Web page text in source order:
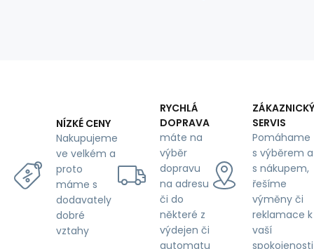
NÍZKÉ CENY
Nakupujeme
ve velkém a
proto
máme s
dodavately
dobré
vztahy
RYCHLÁ
DOPRAVA
máte na
výběr
dopravu
na adresu
či do
některé z
výdejen či
automatu
ZÁKAZNICKÝ
SERVIS
Pomáhame
s výběrem a
s nákupem,
řešíme
výměny či
reklamace k
vaší
spokojenosti